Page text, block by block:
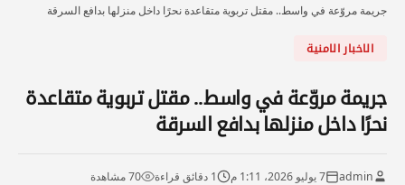
جريمة مروّعة في واسط.. مقتل تربوية متقاعدة نحرًا داخل منزلها بدافع السرقة
الاخبار الامنية
جريمة مروّعة في واسط.. مقتل تربوية متقاعدة
نحرًا داخل منزلها بدافع السرقة
admin 7 يوليو 2026، 1:11 م 1 دقائق قراءة 70 مشاهدة